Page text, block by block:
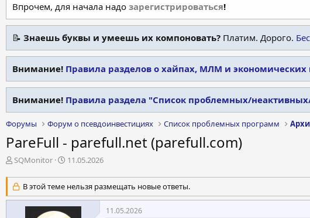
Впрочем, для начала надо зарегистрироваться!
📝 Знаешь буквы и умеешь их компоновать? Платим. Дорого.
Внимание! Правила разделов о хайпах, МЛМ и экономических
Внимание! Правила раздела "Список проблемных/
Форумы Форум о псевдоинвестициях Список проблемных программ
PareFull - parefull.net (parefull.com)
А
т
о
р
SQMonitor
Д
т
а
н
а
11.05.2026
В этой теме нельзя размещать новые ответы.
11.05.2026